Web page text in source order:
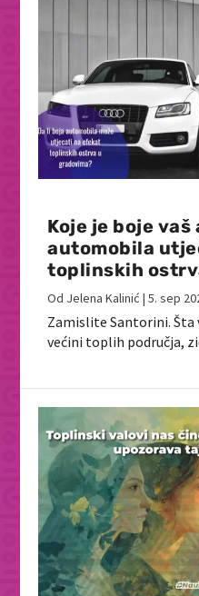
Koje je boje vaš
automobila
toplinskih
Od Jelena Kalinić |5. sep
Zamislite Santorini. Šta
većini toplih područja,